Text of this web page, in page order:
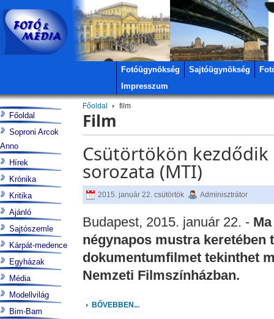
Fotóügynökség Sajtóügynökség
Impresszum
Főoldal film
Film
Csütörtökön
sorozata (MTI)
2015. január 22. csütörtök Adminisztrátor
Budapest, 2015. január 22. -
négynapos mustra keretében
dokumentumfilmet tekinthet
Nemzeti Filmszínházban.
BŐVEBBEN...
Főoldal
Soproni Arcok
Anno
Hírek
Krónika
Kritika
Ajánló
Sajtószemle
Kárpát-medence
Egyházak
Média
Modellvilág
Bim-Bam